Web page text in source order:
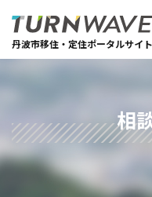
丹波市移住・定住ポータルサイト
相